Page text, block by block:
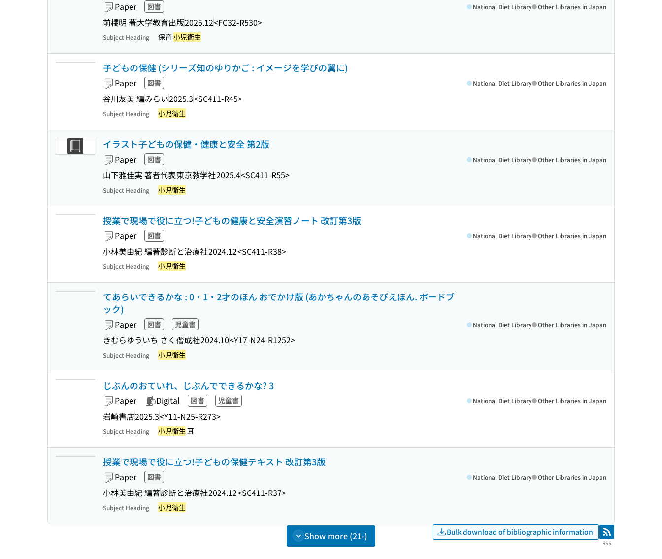
Paper 図書
前橋明 著大学教育出版2025.12<FC32-R530>
National Diet Library Other Libraries in Japan
Subject Heading 保育小児衛生
子どもの保健 (シリーズ知のゆりかご : イメージを学びの翼に)
Paper 図書
谷川友美 編みらい2025.3<SC411-R45>
National Diet Library Other Libraries in Japan
Subject Heading 小児衛生
イラスト子どもの保健・健康と安全 第2版
Paper 図書
山下雅佳実 著者代表東京教学社2025.4<SC411-R55>
National Diet Library Other Libraries in Japan
Subject Heading 小児衛生
授業で現場で役に立つ!子どもの健康と安全演習ノート 改訂第3版
Paper 図書
小林美由紀 編著診断と治療社2024.12<SC411-R38>
National Diet Library Other Libraries in Japan
Subject Heading 小児衛生
てあらいできるかな : 0・1・2才のほん おでかけ版 (あかちゃんのあそびえほん. ボードブ
ック)
Paper 図書 児童書
きむらゆういち さく 偕成社2024.10<Y17-N24-R1252>
National Diet Library Other Libraries in Japan
Subject Heading 小児衛生
じぶんのおていれ、じぶんでできるかな? 3
Paper Digital 図書 児童書
岩崎書店2025.3<Y11-N25-R273>
National Diet Library Other Libraries in Japan
Subject Heading 小児衛生耳
授業で現場で役に立つ!子どもの保健テキスト 改訂第3版
Paper 図書
小林美由紀 編著診断と治療社2024.12<SC411-R37>
National Diet Library Other Libraries in Japan
Subject Heading 小児衛生
Show more (21-) Bulk download of bibliographic information RSS
RSS